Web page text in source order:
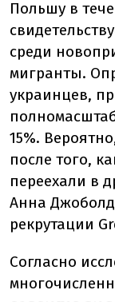
Польшу в
среди
мигранты.
украинцев,
15%.
после того,
переехали в
Анна
рекрутации
Согласно